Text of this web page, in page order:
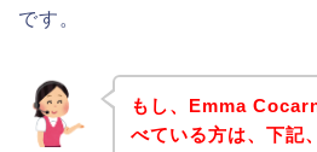
です。
もし、Emma
べている方は、下記